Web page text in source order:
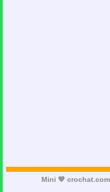
Mini 💙